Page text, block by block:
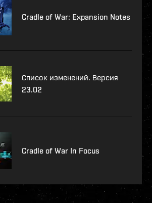
Cradle of War: Expansion Notes
Список изменений. Версия
23.02
Cradle of War In Focus